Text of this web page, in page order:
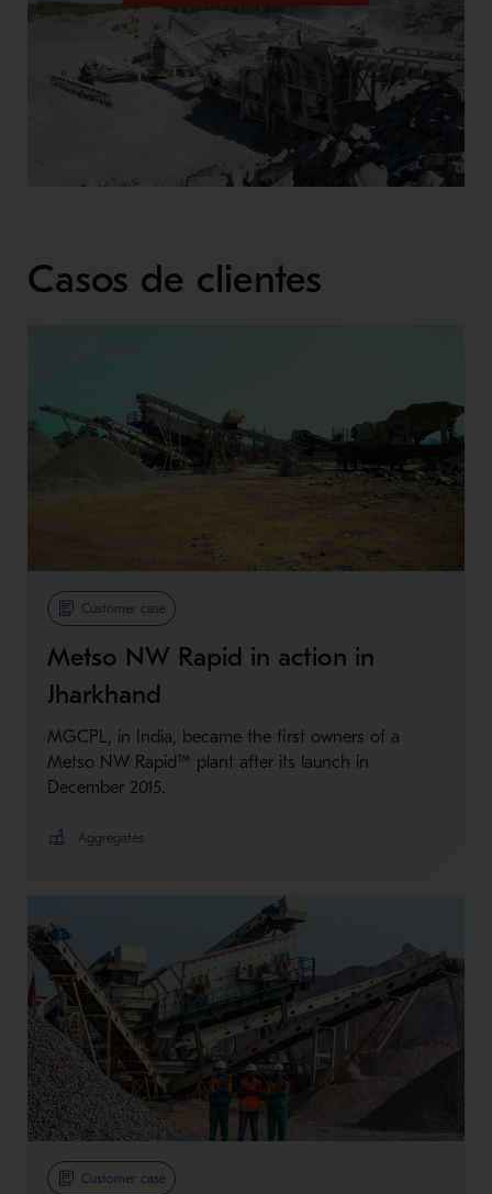
Casos de clientes
Customer case
Metso NW Rapid in action in
Jharkhand
MGCPL, in India, became the first owners of a
Metso NW Rapid™ plant after its launch in
December 2015.
Aggregates
Customer case